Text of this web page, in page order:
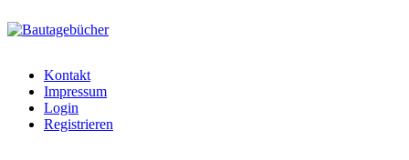
bautagebuch-
liste.de
Kontakt
Impressum
Login
Registrieren